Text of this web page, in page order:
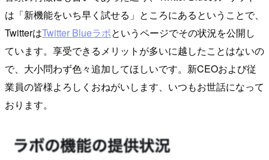
は「新機能をいち早く試せる」ところにあるということで、
TwitterはTwitter Blueラボというページでその状況を公開し
ています。享受できるメリットが多いに越したことはないの
で、大小問わず色々追加してほしいです。新CEOおよび従
業員の皆様よろしくおねがいします、いつもお世話になって
おります。